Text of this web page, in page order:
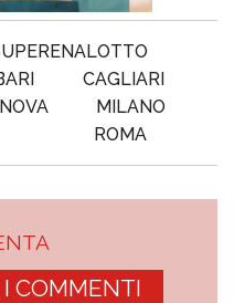
CAGLIARI
MILANO
ROMA
COMMENTI